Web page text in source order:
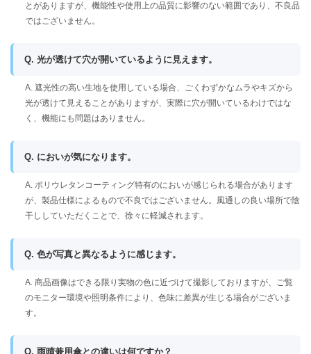
とがありますが、機能性や使用上の品質に影響のない範囲であり、不良品
ではございません。
Q. 光が透けて穴が開いているように見えます。
A. 遮光性の高い生地を使用している場合、ごくわずかなムラやキズから
光が透けて見えることがありますが、実際に穴が開いているわけではな
く、機能にも問題はありません。
Q. においが気になります。
A. ポリウレタンコーティング特有のにおいが感じられる場合があります
が、製品仕様によるもので不良ではございません。風通しの良い場所で陰
干ししていただくことで、徐々に軽減されます。
Q. 色が写真と異なるように感じます。
A. 商品画像はできる限り実物の色に近づけて撮影しておりますが、ご覧
のモニター環境や照明条件により、色味に差異が生じる場合がございま
す。
Q. 雨晴兼用傘との違いは何ですか？